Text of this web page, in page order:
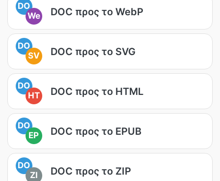
DO
We
DOC προς το WebP
DO
SV
DOC προς το SVG
DO
HT
DOC προς το HTML
DO
EP
DOC προς το EPUB
DO
ZI
DOC προς το ZIP